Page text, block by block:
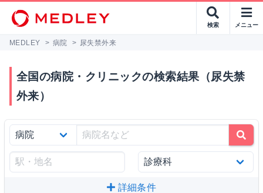
検索 メニュー
MEDLEY > 病院 > 尿失禁外来
全国の病院・クリニックの検索結果（尿失禁
外来）
詳細条件